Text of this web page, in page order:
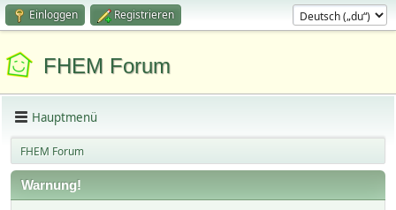
Einloggen Registrieren
FHEM Forum
Hauptmenü
FHEM Forum
Warnung!